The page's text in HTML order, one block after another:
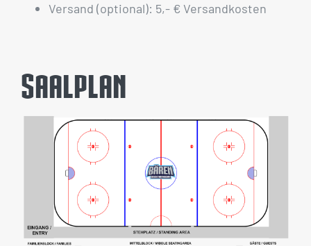
Versand (optional): 5,- € Versandkosten
Saalplan